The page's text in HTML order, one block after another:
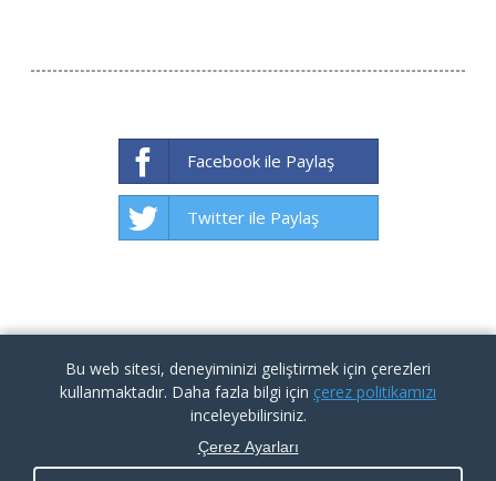
Facebook ile Paylaş
Twitter ile Paylaş
Bu web sitesi, deneyiminizi geliştirmek için çerezleri
kullanmaktadır. Daha fazla bilgi için çerez politikamızı
inceleyebilirsiniz.
Çerez Ayarları